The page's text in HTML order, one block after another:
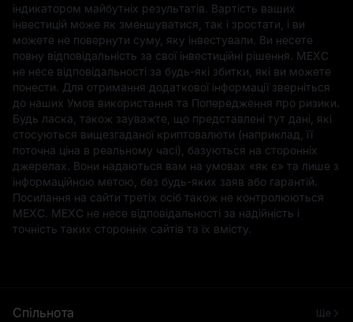
індикатором майбутніх результатів. Вартість ваших
інвестицій може як зменшуватися, так і зростати, і ви
можете не повернути суму, яку інвестували. Ви несете
повну відповідальність за свої інвестиційні рішення. MEXC
не несе відповідальності за будь-які збитки, які ви можете
понести. Для отримання додаткової інформації зверніться
до наших Умов використання та Попередження про ризики.
Будь ласка, також зауважте, що представлені тут дані, які
стосуються вищезгаданої криптовалюти (наприклад, її
поточна ціна в реальному часі), базуються на сторонніх
джерелах. Вони надаються вам на умовах «як є» та лише з
інформаційною метою, без будь-яких заяв або гарантій.
Посилання на сайти третіх осіб також не контролюються
MEXC. MEXC не несе відповідальності за надійність і
точність таких сторонніх сайтів та їх вмісту.
Спільнота Ще